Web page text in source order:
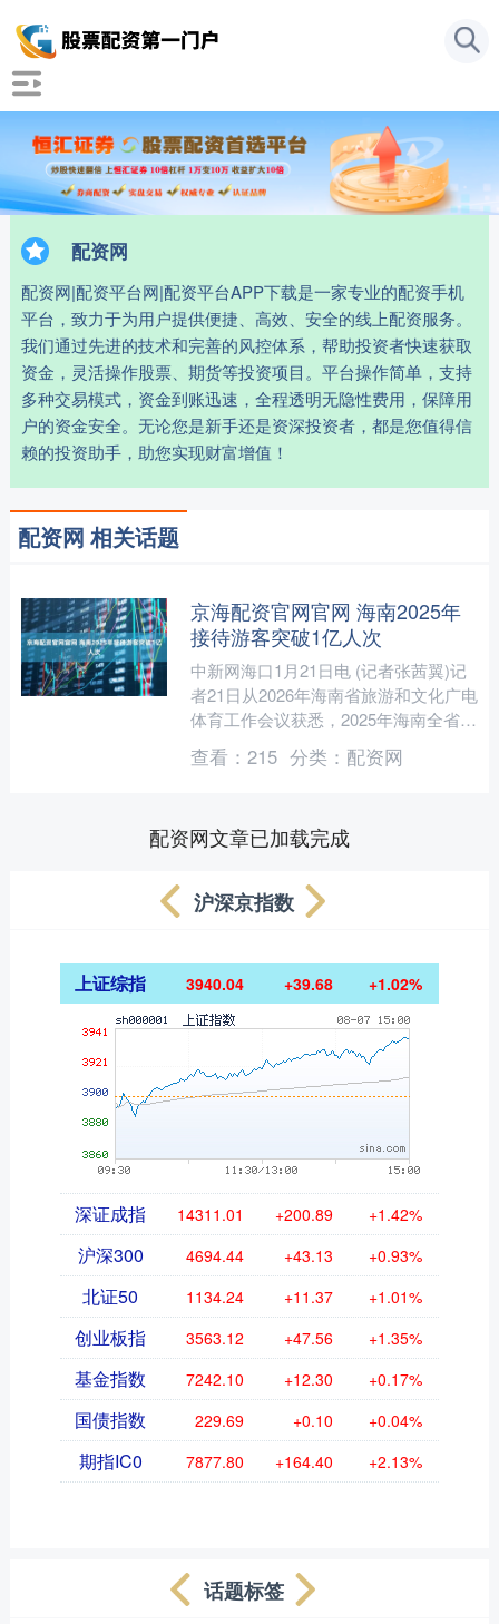
配资网
配资网|配资平台网|配资平台APP下载是一家专业的配资手机
平台，致力于为用户提供便捷、高效、安全的线上配资服务。
我们通过先进的技术和完善的风控体系，帮助投资者快速获取
资金，灵活操作股票、期货等投资项目。平台操作简单，支持
多种交易模式，资金到账迅速，全程透明无隐性费用，保障用
户的资金安全。无论您是新手还是资深投资者，都是您值得信
赖的投资助手，助您实现财富增值！
配资网 相关话题
京海配资官网官网 海南2025年
接待游客突破1亿人次
中新网海口1月21日电 (记者张茜翼)记
者21日从2026年海南省旅游和文化广电
体育工作会议获悉，2025年海南全省接
待国内外游客1.06亿人次，同比增长
9.1....
查看： 215 分类： 配资网
配资网文章已加载完成
沪深京指数
上证综指 3940.04 +39.68 +1.02%
深证成指 14311.01 +200.89 +1.42%
沪深300 4694.44 +43.13 +0.93%
北证50 1134.24 +11.37 +1.01%
创业板指 3563.12 +47.56 +1.35%
基金指数 7242.10 +12.30 +0.17%
国债指数 229.69 +0.10 +0.04%
期指IC0 7877.80 +164.40 +2.13%
话题标签